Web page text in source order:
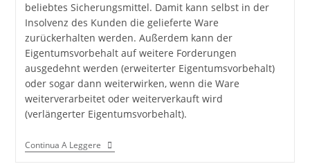
beliebtes Sicherungsmittel. Damit kann selbst in der
Insolvenz des Kunden die gelieferte Ware
zurückerhalten werden. Außerdem kann der
Eigentumsvorbehalt auf weitere Forderungen
ausgedehnt werden (erweiterter Eigentumsvorbehalt)
oder sogar dann weiterwirken, wenn die Ware
weiterverarbeitet oder weiterverkauft wird
(verlängerter Eigentumsvorbehalt).
Continua A LeggereExporte
Nach